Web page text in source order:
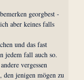
georgbest -
aber keines falls
und das fast
jedem fall auch so.
vergessen
den jenigen mögen zu